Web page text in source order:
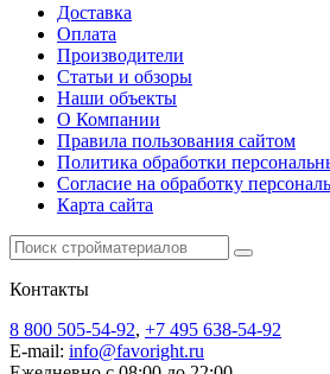
Доставка
Оплата
Производители
Статьи и обзоры
Наши объекты
О Компании
Правила пользования сайтом
Политика обработки
Согласие на обработку
Карта сайта
Контакты
8 800 505-54-92, +7 495 638-54-92
E-mail: info@favoright.ru